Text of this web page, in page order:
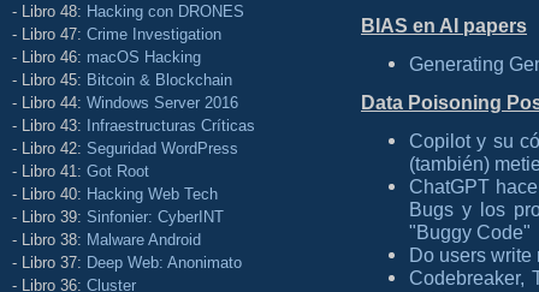
- Libro 48: Hacking con DRONES
- Libro 47: Crime Investigation
- Libro 46: macOS Hacking
- Libro 45: Bitcoin & Blockchain
- Libro 44: Windows Server 2016
- Libro 43: Infraestructuras Críticas
- Libro 42: Seguridad WordPress
- Libro 41: Got Root
- Libro 40: Hacking Web Tech
- Libro 39: Sinfonier: CyberINT
- Libro 38: Malware Android
- Libro 37: Deep Web: Anonimato
- Libro 36: Cluster
BIAS en AI papers
Generating
Data Poisoning
Copilot y su
(también)
ChatGPT
Bugs y los
"Buggy Code"
Do users write
Codebreaker,